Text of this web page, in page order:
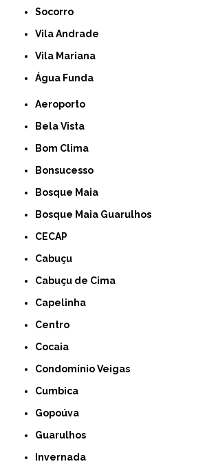
Socorro
Vila Andrade
Vila Mariana
Água Funda
Aeroporto
Bela Vista
Bom Clima
Bonsucesso
Bosque Maia
Bosque Maia Guarulhos
CECAP
Cabuçu
Cabuçu de Cima
Capelinha
Centro
Cocaia
Condomínio Veigas
Cumbica
Gopoúva
Guarulhos
Invernada